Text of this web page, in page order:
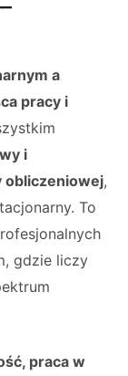
a
pracy i
i
obliczeniowej,
To
gdzie liczy
praca w